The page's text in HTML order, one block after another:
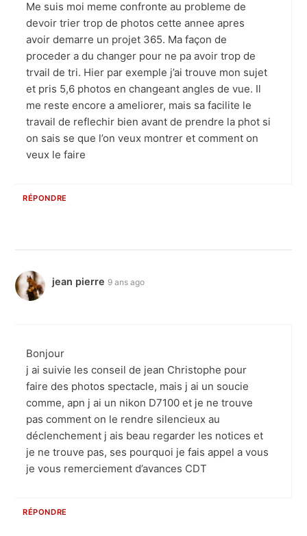
Me suis moi meme confronte au probleme de
devoir trier trop de photos cette annee apres
avoir demarre un projet 365. Ma façon de
proceder a du changer pour ne pa avoir trop de
trvail de tri. Hier par exemple j’ai trouve mon sujet
et pris 5,6 photos en changeant angles de vue. Il
me reste encore a ameliorer, mais sa facilite le
travail de reflechir bien avant de prendre la phot si
on sais se que l’on veux montrer et comment on
veux le faire
RÉPONDRE
jean pierre 9 ans ago
Bonjour
j ai suivie les conseil de jean Christophe pour
faire des photos spectacle, mais j ai un soucie
comme, apn j ai un nikon D7100 et je ne trouve
pas comment on le rendre silencieux au
déclenchement j ais beau regarder les notices et
je ne trouve pas, ses pourquoi je fais appel a vous
je vous remerciement d’avances CDT
RÉPONDRE